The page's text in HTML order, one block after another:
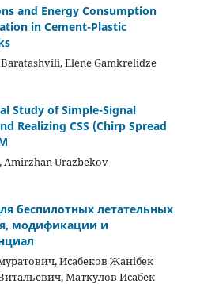
and Energy Consumption
in Cement-Plastic
Elene Gamkrelidze
Study of Simple-Signal
Realizing CSS (Chirp Spread
Amirzhan Urazbekov
беспилотных летательных
модификации и
Исабеков Жанібек
Маткулов Исабек